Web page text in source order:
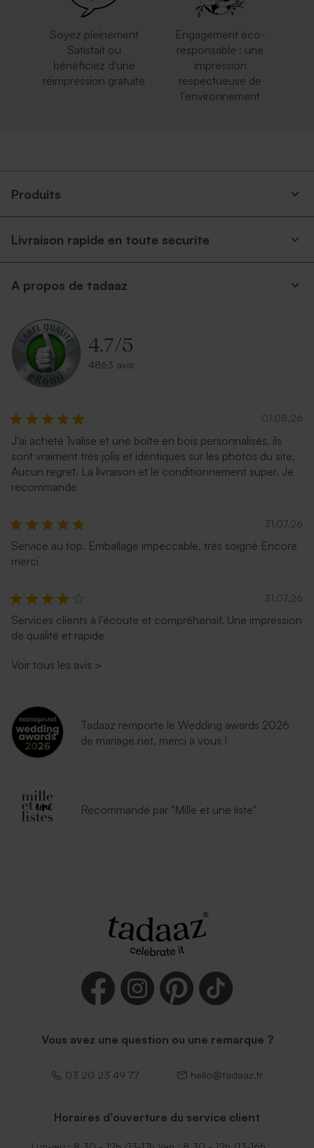
Soyez pleinement
Satisfait ou
bénéficiez d'une
réimpression gratuite
Engagement éco-
responsable : une
impression
respectueuse de
l'environnement
Produits
Livraison rapide en toute securite
A propos de tadaaz
4.7/5
4863 avis
01.08.26
J'ai acheté 1valise et une boîte en bois personnalisés, ils
sont vraiment très jolis et identiques sur les photos du site.
Aucun regret. La livraison et le conditionnement super. Je
recommande
31.07.26
Service au top. Emballage impeccable, très soigné Encore
merci
31.07.26
Services clients à l’écoute et compréhensif. Une impression
de qualité et rapide
Voir tous les avis >
Tadaaz remporte le Wedding awards 2026
de mariage.net, merci à vous !
Recommandé par "Mille et une liste"
Vous avez une question ou une remarque ?
03 20 23 49 77 hello@tadaaz.fr
Horaires d'ouverture du service client